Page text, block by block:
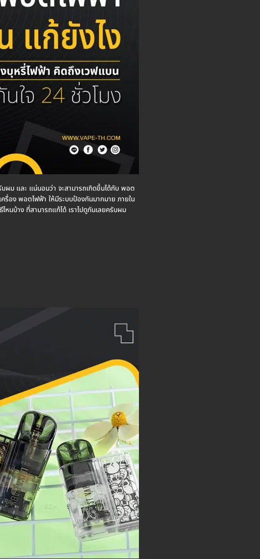
ผม และ แน่นอนว่า จะสามารถเกิดขึ้นได้กับ พอต
รื่อง พอตไฟฟ้า ให้มีระบบป้องกันมากมาย ภายใน
หนบ้าง ที่สามารถแก้ได้ เราไปดูกันเลยครับผม